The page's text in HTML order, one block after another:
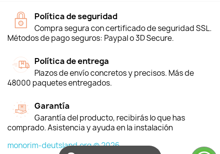
Política de seguridad
Compra segura con certificado de seguridad SSL.
Métodos de pago seguros: Paypal o 3D Secure.
Política de entrega
Plazos de envío concretos y precisos. Más de
48000 paquetes entregados.
Garantía
Garantía del producto, recibirás lo que has
comprado. Asistencia y ayuda en la instalación
monorim-deutsland.org © 2026